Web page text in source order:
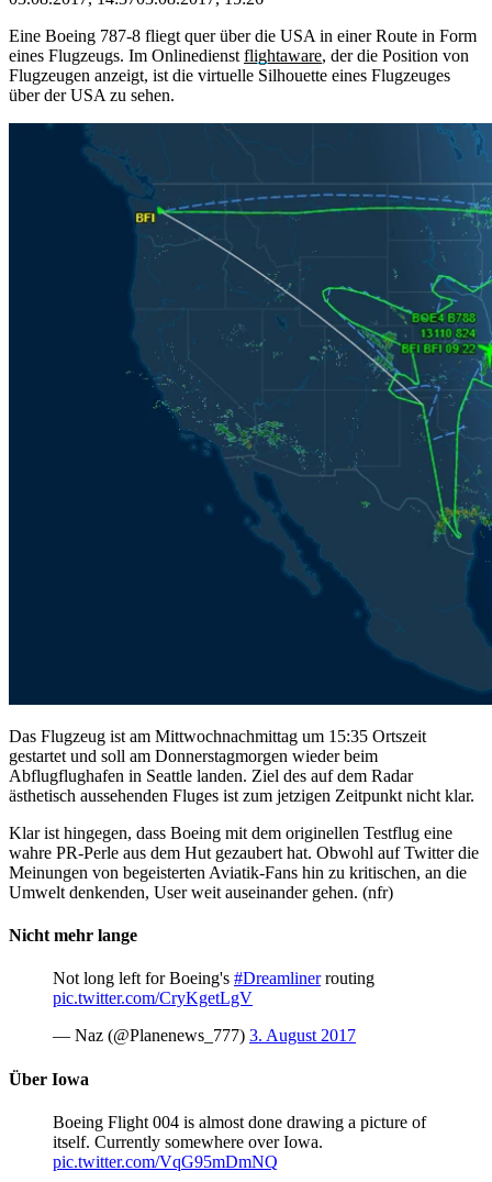
Eine Boeing 787-8 fliegt quer über die USA in einer Route in Form
eines Flugzeugs. Im Onlinedienst flightaware, der die Position von
Flugzeugen anzeigt, ist die virtuelle Silhouette eines Flugzeuges
über der USA zu sehen.
Das Flugzeug ist am Mittwochnachmittag um 15:35 Ortszeit
gestartet und soll am Donnerstagmorgen wieder beim
Abflugflughafen in Seattle landen. Ziel des auf dem Radar
ästhetisch aussehenden Fluges ist zum jetzigen Zeitpunkt nicht klar.
Klar ist hingegen, dass Boeing mit dem originellen Testflug eine
wahre PR-Perle aus dem Hut gezaubert hat. Obwohl auf Twitter die
Meinungen von begeisterten Aviatik-Fans hin zu kritischen, an die
Umwelt denkenden, User weit auseinander gehen. (nfr)
Nicht mehr lange
Not long left for Boeing's #Dreamlinerrouting
pic.twitter.com/CryKgetLgV
— Naz (@Planenews_777) 3. August 2017
Über Iowa
Boeing Flight 004 is almost done drawing a picture of
itself. Currently somewhere over Iowa.
pic.twitter.com/VqG95mDmNQ